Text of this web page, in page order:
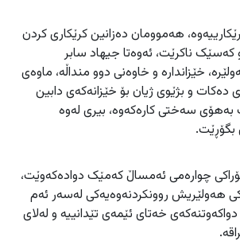
هەموومان دەزانین کرێکاری کردن
ناکرێت، ئەوەتا جیهاد سابر
خێزاندارە و خاوەنی دوو منداڵە، ماوەی
و بژێوی ژیان بۆ خێزانەکەی دابین
بەهۆی سەختی کارەکەوە، بیری لەوە
بگۆڕێت.
چوارەمی ئەمساڵ کەمێک دوادەکەوێت،
هەولێریش روونکردنەوەیەکی لەسەر ئەم
خەتای ئێمەی تێدانییە و لەلای